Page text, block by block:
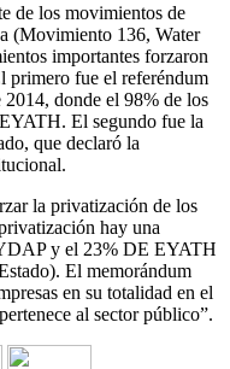
de los movimientos de
(Movimiento 136, Water
importantes forzaron
primero fue el referéndum
donde el 98% de los
El segundo fue la
que declaró la
la privatización de los
hay una
y el 23% DE EYATH
El memorándum
en su totalidad en el
al sector público”.